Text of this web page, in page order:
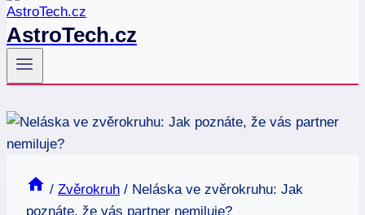
AstroTech.cz
/ Zvěrokruh / Neláska ve zvěrokruhu: Jak
poznáte, že vás partner nemiluje?